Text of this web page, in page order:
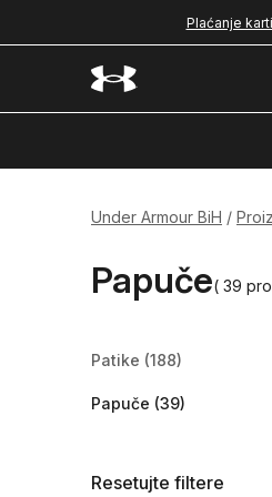
Plaćanje
Under Armour BiH
Papuče( 39
Patike (188)
Papuče (39)
Resetujte filtere